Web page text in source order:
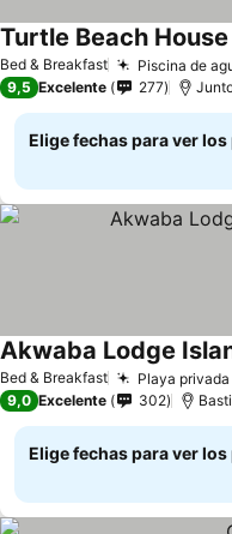
Bed & Breakfast Piscina de
Turtle Beach House
9,5 Excelente 277
Elige fechas para ver
Bed & Breakfast Playa
Akwaba Lodge
9,0 Excelente 302
Elige fechas para ver